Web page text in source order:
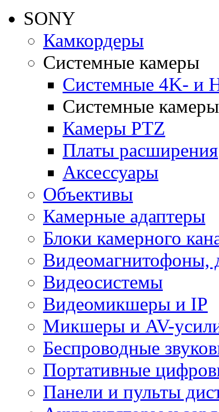
SONY
Камкордеры
Системные камеры
Системные 4K- и
Системные камеры
Камеры PTZ
Платы расширения
Аксессуары
Объективы
Камерные адаптеры
Блоки камерного
Видеомагнитофоны,
Видеосистемы
Видеомикшеры и IP
Микшеры и AV-
Беспроводные
Портативные
Панели и пульты